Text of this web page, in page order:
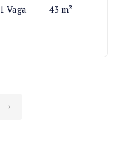
1 Vaga 43 m²
›